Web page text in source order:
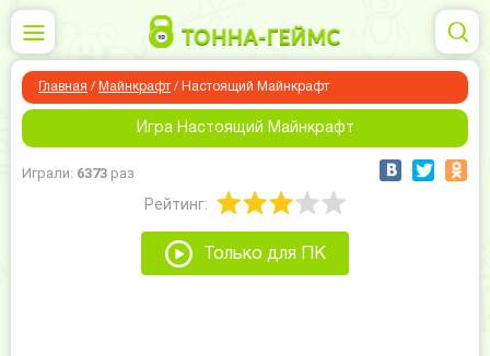
Главная / Майнкрафт/ Настоящий Майнкрафт
Игра Настоящий Майнкрафт
Играли: 6373 раз
Рейтинг:
Только для ПК